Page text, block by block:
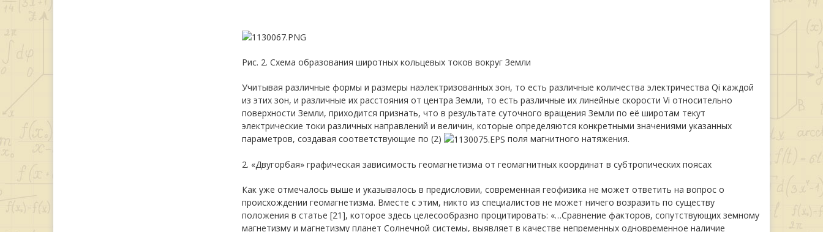
Рис. 2. Схема образования широтных кольцевых токов вокруг Земли
Учитывая различные формы и размеры наэлектризованных зон, то есть различные количества электричества Qi каждой
из этих зон, и различные их расстояния от центра Земли, то есть различные их линейные скорости Vi относительно
поверхности Земли, приходится признать, что в результате суточного вращения Земли по её широтам текут
электрические токи различных направлений и величин, которые определяются конкретными значениями указанных
параметров, создавая соответствующие по (2)
поля магнитного натяжения.
2. «Двугорбая» графическая зависимость геомагнетизма от геомагнитных координат в субтропических поясах
Как уже отмечалось выше и указывалось в предисловии, современная геофизика не может ответить на вопрос о
происхождении геомагнетизма. Вместе с этим, никто из специалистов не может ничего возразить по существу
положения в статье [21], которое здесь целесообразно процитировать: «…Сравнение факторов, сопутствующих земному
магнетизму и магнетизму планет Солнечной системы, выявляет в качестве непременных одновременное наличие